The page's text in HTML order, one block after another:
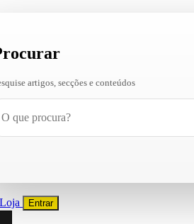
artigos, secções e conteúdos
Loja Entrar